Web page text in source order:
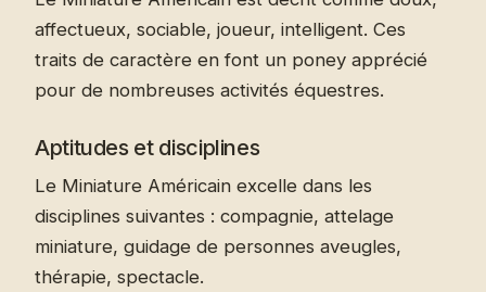
affectueux, sociable, joueur, intelligent. Ces
traits de caractère en font un poney apprécié
pour de nombreuses activités équestres.
Aptitudes et disciplines
Le Miniature Américain excelle dans les
disciplines suivantes : compagnie, attelage
miniature, guidage de personnes aveugles,
thérapie, spectacle.